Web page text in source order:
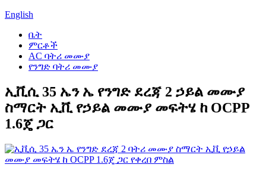
English
ቤት
ምርቶች
AC ባትሪ መሙያ
የንግድ ባትሪ መሙያ
ኢቪሲ 35 ኤን ኤ የንግድ ደረጃ 2 ኃይል መሙያ
ስማርት ኢቪ የኃይል መሙያ መፍትሄ ከ OCPP
1.6ጄ ጋር